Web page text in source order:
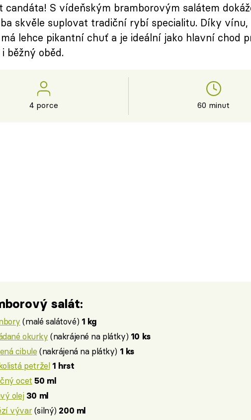
candáta! S vídeňským bramborovým salátem
skvěle suplovat tradiční rybí specialitu. Díky vínu,
lehce pikantní chuť a je ideální jako hlavní chod
běžný oběd.
4 porce 60 minut
salát:
(malé salátové) 1 kg
okurky (nakrájené na plátky) 10 ks
cibule (nakrájená na plátky) 1 ks
petržel 1 hrst
ocet 50 ml
olej 30 ml
vývar(silný) 200 ml